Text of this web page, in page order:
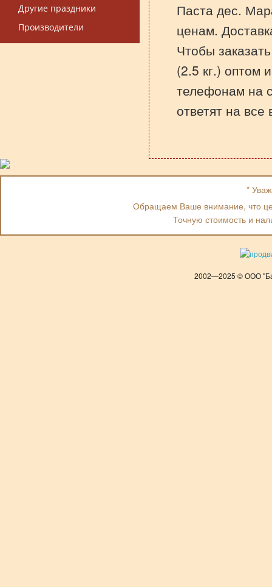
Другие праздники
Производители
Паста дес.
ценам.
Чтобы
(2.5 кг.) оптом
телефонам на
ответят на все
*
Обращаем Ваше внимание, что
Точную стоимость и
2002—2025 © ООО